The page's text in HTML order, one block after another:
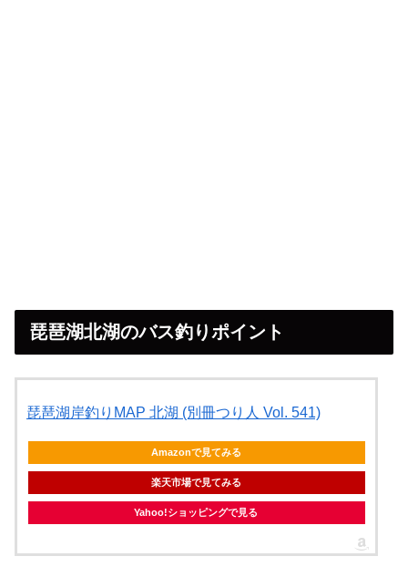
琵琶湖北湖のバス釣りポイント
琵琶湖岸釣りMAP 北湖 (別冊つり人 Vol. 541)
Amazonで見てみる
楽天市場で見てみる
Yahoo!ショッピングで見る